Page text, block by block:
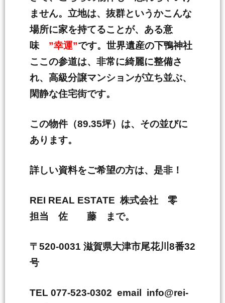
ません。立地は、抜群というかこんな
場所に家を持てることが、ある意
味 ”幸運”です。世界遺産の下鴨神社
ここの参道は、非常に綺麗に整備さ
れ、高級分譲マンションが立ち並ぶ、
閑静な住宅街です。
この物件（89.35坪）は、その並びに
あります。
詳しい資料をご希望の方は、是非！
REI REAL ESTATE 株式会社 零
担当 佐 藤 まで。
〒520-0031 滋賀県大津市尾花川8番32
号
TEL 077-523-0302 email info@rei-